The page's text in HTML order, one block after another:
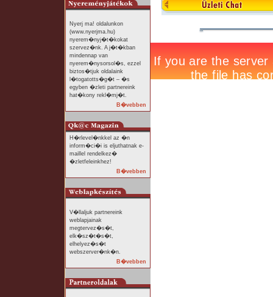
Nyerj ma! oldalunkon
(www.nyerjma.hu)
nyerem�nyj�t�kokat
szervez�nk. A j�t�kban
mindennap van
nyerem�nysorsol�s, ezzel
biztos�tjuk oldalaink
l�togatotts�g�t – �s
egyben �zleti partnereink
hat�kony rekl�mj�t.
B�vebben
H�rlevel�nkkel az �n
inform�ci�i is eljuthatnak e-
maillel rendelkez�
�zletfeleinkhez!
B�vebben
V�llaljuk partnereink
weblapjainak
megtervez�s�t,
elk�sz�t�s�t,
elhelyez�s�t
webszerver�nk�n.
B�vebben